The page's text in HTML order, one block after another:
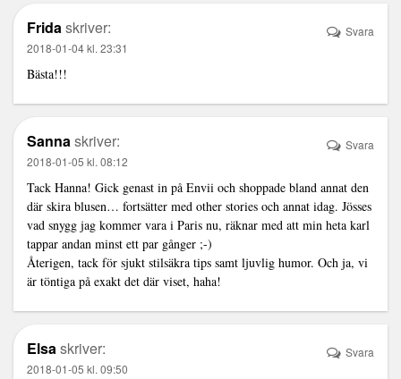
Fridaskriver:
2018-01-04 kl. 23:31
Bästa!!!
Svara
Sannaskriver:
2018-01-05 kl. 08:12
Tack Hanna! Gick genast in på Envii och shoppade bland annat den
där skira blusen… fortsätter med other stories och annat idag. Jösses
vad snygg jag kommer vara i Paris nu, räknar med att min heta karl
tappar andan minst ett par gånger ;-)
Återigen, tack för sjukt stilsäkra tips samt ljuvlig humor. Och ja, vi
är töntiga på exakt det där viset, haha!
Svara
Elsaskriver:
2018-01-05 kl. 09:50
Svara